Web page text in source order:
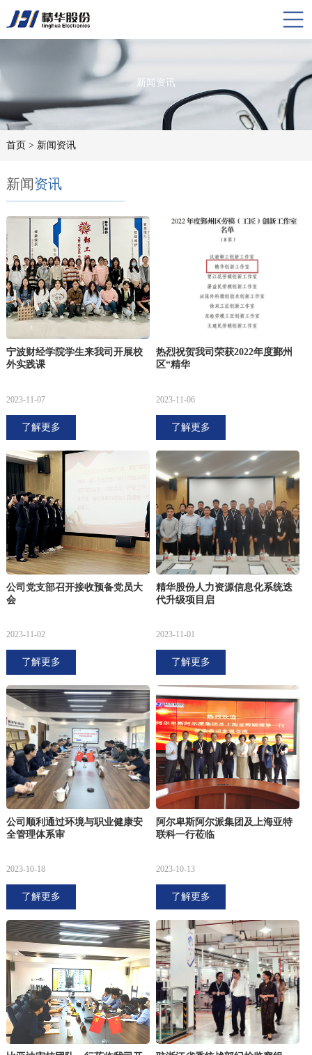
新闻资讯
首页 > 新闻资讯
新闻资讯
宁波财经学院学生来我司开展校
外实践课
2023-11-07
了解更多
热烈祝贺我司荣获2022年度鄞州
区“精华
2023-11-06
了解更多
公司党支部召开接收预备党员大
会
2023-11-02
了解更多
精华股份人力资源信息化系统迭
代升级项目启
2023-11-01
了解更多
公司顺利通过环境与职业健康安
全管理体系审
2023-10-18
了解更多
阿尔卑斯阿尔派集团及上海亚特
联科一行莅临
2023-10-13
了解更多